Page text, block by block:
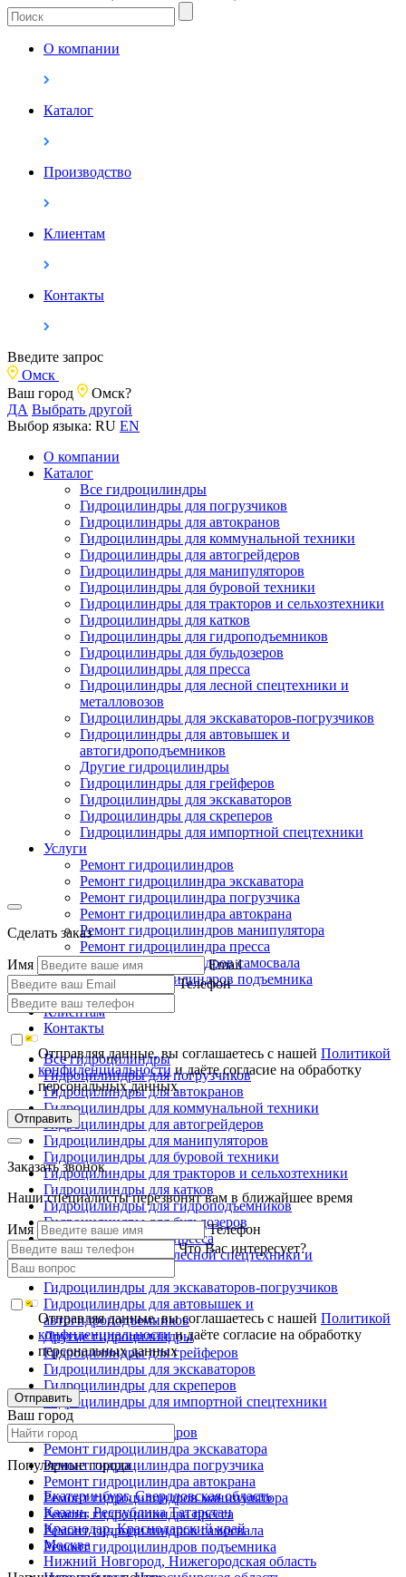
О компании
Каталог
Производство
Клиентам
Контакты
Введите запрос
Омск
Ваш город
Омск?
ДА Выбрать другой
Выбор языка: RU EN
О компании
Каталог
Все гидроцилиндры
Гидроцилиндры для погрузчиков
Гидроцилиндры для автокранов
Гидроцилиндры для коммунальной техники
Гидроцилиндры для автогрейдеров
Гидроцилиндры для манипуляторов
Гидроцилиндры для буровой техники
Гидроцилиндры для тракторов и сельхозтехники
Гидроцилиндры для катков
Гидроцилиндры для гидроподъемников
Гидроцилиндры для бульдозеров
Гидроцилиндры для пресса
Гидроцилиндры для лесной спецтехники и
металловозов
Гидроцилиндры для экскаваторов-погрузчиков
Гидроцилиндры для автовышек и
автогидроподъемников
Другие гидроцилиндры
Гидроцилиндры для грейферов
Гидроцилиндры для экскаваторов
Гидроцилиндры для скреперов
Гидроцилиндры для импортной спецтехники
Услуги
Ремонт гидроцилиндров
Ремонт гидроцилиндра экскаватора
Ремонт гидроцилиндра погрузчика
Ремонт гидроцилиндра автокрана
Ремонт гидроцилиндров манипулятора
Ремонт гидроцилиндра пресса
Ремонт гидроцилиндров самосвала
Ремонт гидроцилиндров подъемника
Производство
Клиентам
Контакты
Все гидроцилиндры
Гидроцилиндры для погрузчиков
Гидроцилиндры для автокранов
Гидроцилиндры для коммунальной техники
Гидроцилиндры для автогрейдеров
Гидроцилиндры для манипуляторов
Гидроцилиндры для буровой техники
Гидроцилиндры для тракторов и сельхозтехники
Гидроцилиндры для катков
Гидроцилиндры для гидроподъемников
Гидроцилиндры для бульдозеров
Гидроцилиндры для пресса
Гидроцилиндры для лесной спецтехники и
металловозов
Гидроцилиндры для экскаваторов-погрузчиков
Гидроцилиндры для автовышек и
автогидроподъемников
Другие гидроцилиндры
Гидроцилиндры для грейферов
Гидроцилиндры для экскаваторов
Гидроцилиндры для скреперов
Гидроцилиндры для импортной спецтехники
Ремонт гидроцилиндров
Ремонт гидроцилиндра экскаватора
Ремонт гидроцилиндра погрузчика
Ремонт гидроцилиндра автокрана
Ремонт гидроцилиндров манипулятора
Ремонт гидроцилиндра пресса
Ремонт гидроцилиндров самосвала
Ремонт гидроцилиндров подъемника
Сделать заказ
Имя
Email
Телефон
Отправляя данные, вы соглашаетесь с нашейПолитикой
конфиденциальностии даёте согласие на обработку
персональных данных
Отправить
Заказать звонок
Наши специалисты перезвонят вам в ближайшее время
Имя
Телефон
Что Вас интересует?
Отправляя данные, вы соглашаетесь с нашейПолитикой
конфиденциальностии даёте согласие на обработку
персональных данных
Отправить
Ваш город
Популярные города
Екатеринбург, Свердловская область
Казань, Республика Татарстан
Краснодар, Краснодарский край
Москва
Нижний Новгород, Нижегородская область